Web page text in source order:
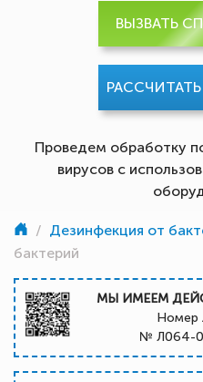
Проведем обработку
вирусов с
ВЫЗВАТЬ
/ Дезинфекция от
бактерий
МЫ ИМЕЕМ
Номер
№ Л064-